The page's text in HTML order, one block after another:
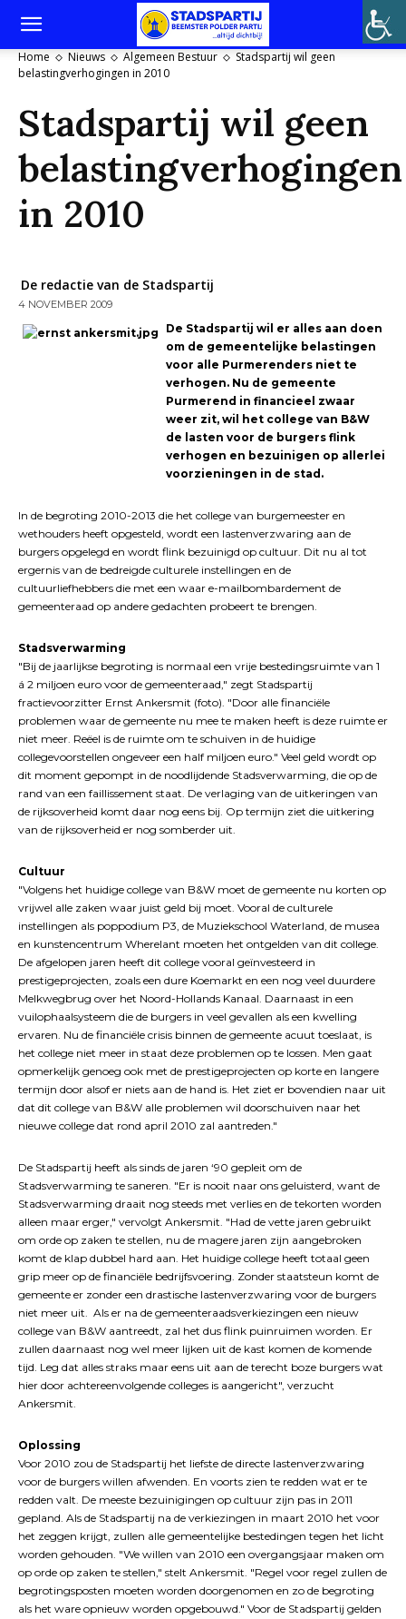
Home Nieuws Algemeen Bestuur
Stadspartij wil geen
belastingverhogingen in 2010
Stadspartij wil geen
belastingverhogingen
in 2010
De redactie van de Stadspartij
4 NOVEMBER 2009
De Stadspartij wil er alles aan doen
om de gemeentelijke belastingen
voor alle Purmerenders niet te
verhogen. Nu de gemeente
Purmerend in financieel zwaar
weer zit, wil het college van B&W
de lasten voor de burgers flink
verhogen en bezuinigen op allerlei
voorzieningen in de stad.
In de begroting 2010-2013 die het college van burgemeester en
wethouders heeft opgesteld, wordt een lastenverzwaring aan de
burgers opgelegd en wordt flink bezuinigd op cultuur. Dit nu al tot
ergernis van de bedreigde culturele instellingen en de
cultuurliefhebbers die met een waar e-mailbombardement de
gemeenteraad op andere gedachten probeert te brengen.
Stadsverwarming
"Bij de jaarlijkse begroting is normaal een vrije bestedingsruimte van 1
á 2 miljoen euro voor de gemeenteraad," zegt Stadspartij
fractievoorzitter Ernst Ankersmit (foto). "Door alle financiële
problemen waar de gemeente nu mee te maken heeft is deze ruimte er
niet meer. Reëel is de ruimte om te schuiven in de huidige
collegevoorstellen ongeveer een half miljoen euro." Veel geld wordt op
dit moment gepompt in de noodlijdende Stadsverwarming, die op de
rand van een faillissement staat. De verlaging van de uitkeringen van
de rijksoverheid komt daar nog eens bij. Op termijn ziet die uitkering
van de rijksoverheid er nog somberder uit.
Cultuur
"Volgens het huidige college van B&W moet de gemeente nu korten op
vrijwel alle zaken waar juist geld bij moet. Vooral de culturele
instellingen als poppodium P3, de Muziekschool Waterland, de musea
en kunstencentrum Wherelant moeten het ontgelden van dit college.
De afgelopen jaren heeft dit college vooral geïnvesteerd in
prestigeprojecten, zoals een dure Koemarkt en een nog veel duurdere
Melkwegbrug over het Noord-Hollands Kanaal. Daarnaast in een
vuilophaalsysteem die de burgers in veel gevallen als een kwelling
ervaren. Nu de financiële crisis binnen de gemeente acuut toeslaat, is
het college niet meer in staat deze problemen op te lossen. Men gaat
opmerkelijk genoeg ook met de prestigeprojecten op korte en langere
termijn door alsof er niets aan de hand is. Het ziet er bovendien naar uit
dat dit college van B&W alle problemen wil doorschuiven naar het
nieuwe college dat rond april 2010 zal aantreden."
De Stadspartij heeft als sinds de jaren ‘90 gepleit om de
Stadsverwarming te saneren. "Er is nooit naar ons geluisterd, want de
Stadsverwarming draait nog steeds met verlies en de tekorten worden
alleen maar erger," vervolgt Ankersmit. "Had de vette jaren gebruikt
om orde op zaken te stellen, nu de magere jaren zijn aangebroken
komt de klap dubbel hard aan. Het huidige college heeft totaal geen
grip meer op de financiële bedrijfsvoering. Zonder staatsteun komt de
gemeente er zonder een drastische lastenverzwaring voor de burgers
niet meer uit. Als er na de gemeenteraadsverkiezingen een nieuw
college van B&W aantreedt, zal het dus flink puinruimen worden. Er
zullen daarnaast nog wel meer lijken uit de kast komen de komende
tijd. Leg dat alles straks maar eens uit aan de terecht boze burgers wat
hier door achtereenvolgende colleges is aangericht", verzucht
Ankersmit.
Oplossing
Voor 2010 zou de Stadspartij het liefste de directe lastenverzwaring
voor de burgers willen afwenden. En voorts zien te redden wat er te
redden valt. De meeste bezuinigingen op cultuur zijn pas in 2011
gepland. Als de Stadspartij na de verkiezingen in maart 2010 het voor
het zeggen krijgt, zullen alle gemeentelijke bestedingen tegen het licht
worden gehouden. "We willen van 2010 een overgangsjaar maken om
op orde op zaken te stellen," stelt Ankersmit. "Regel voor regel zullen de
begrotingsposten moeten worden doorgenomen en zo de begroting
als het ware opnieuw worden opgebouwd." Voor de Stadspartij gelden